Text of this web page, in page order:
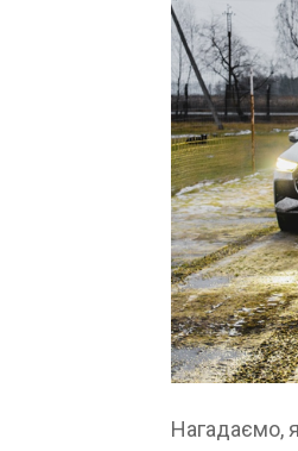
Нагадаємо,